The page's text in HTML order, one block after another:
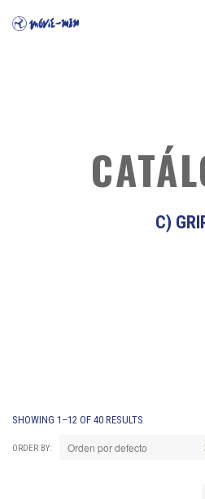
C)
SHOWING 1–12 OF 40 RESULTS
ORDER BY: